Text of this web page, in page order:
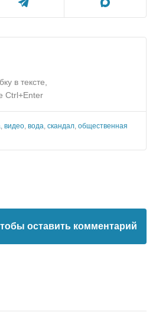
в тексте,
Ctrl+Enter
видео вода скандал общественная
оставить комментарий